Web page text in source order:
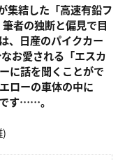
集結した「高速有鉛フ
者の独断と偏見で目
、日産のパイクカー
お愛される「エスカ
に話を聞くことがで
ローの車体の中に
す……。